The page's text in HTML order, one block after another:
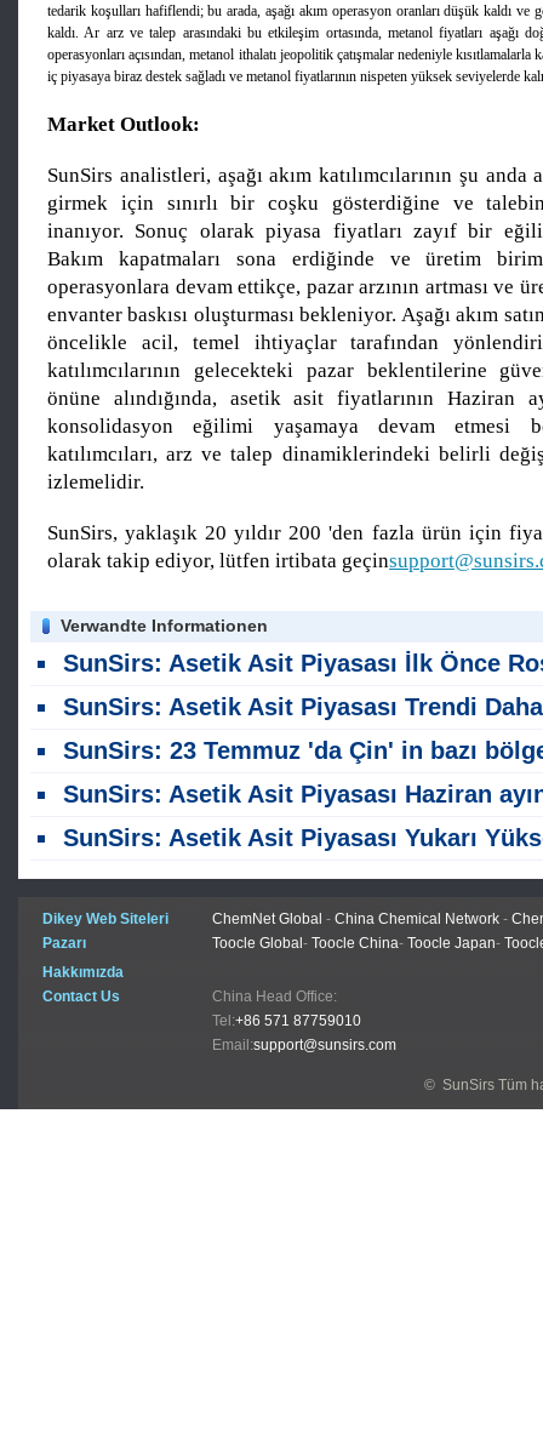
tedarik koşulları hafiflendi; bu arada, aşağı akım operasyon oranları düşük kaldı ve
kaldı. Ar arz ve talep arasındaki bu etkileşim ortasında, metanol fiyatları aşağı
operasyonları açısından, metanol ithalatı jeopolitik çatışmalar nedeniyle kısıtlamalarla
iç piyasaya biraz destek sağladı ve metanol fiyatlarının nispeten yüksek seviyelerde
Market Outlook:
SunSirs analistleri, aşağı akım katılımcılarının şu anda
girmek için sınırlı bir coşku gösterdiğine ve
inanıyor. Sonuç olarak piyasa fiyatları zayıf bir
Bakım kapatmaları sona erdiğinde ve üretim
operasyonlara devam ettikçe, pazar arzının artması ve
envanter baskısı oluşturması bekleniyor. Aşağı akım
öncelikle acil, temel ihtiyaçlar tarafından
katılımcılarının gelecekteki pazar beklentilerine
önüne alındığında, asetik asit fiyatlarının Haziran
konsolidasyon eğilimi yaşamaya devam etmesi
katılımcıları, arz ve talep dinamiklerindeki belirli
izlemelidir.
SunSirs, yaklaşık 20 yıldır 200 'den fazla ürün için
olarak takip ediyor, lütfen irtibata geçin
Verwandte Informationen
SunSirs: Asetik Asit Piyasası İlk Önce Rose Ve Sonra Temmuz ayında
SunSirs: Asetik Asit Piyasası Trendi Daha Zayıf Bir Önyargı ile Konsolide
SunSirs: 23 Temmuz 'da Çin' in bazı bölgelerinde asetik asit piyasası
SunSirs: Asetik Asit Piyasası Haziran ayında Fiyatları Düştü ve Sonra
SunSirs: Asetik Asit Piyasası Yukarı
Dikey Web Siteleri ChemNet Global - China Chemical Network -
Pazarı
Toocle Global- Toocle China- Toocle Japan-
Hakkımızda
Contact Us
China Head Office:
Tel:+86 571 87759010
Email:support@sunsirs.com
© SunSirs Tüm